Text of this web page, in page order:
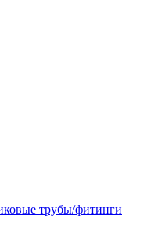
трубы/фитинги